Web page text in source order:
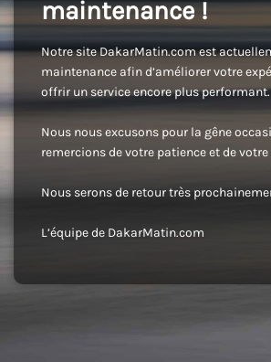
maintenance !
Notre site DakarMatin.com est
maintenance afin d’améliorer votre
offrir un service encore plus performant.
Nous nous excusons pour la gêne
remercions de votre patience et de
Nous serons de retour très
L’équipe de DakarMatin.com